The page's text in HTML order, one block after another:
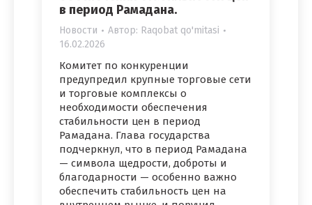
в период Рамадана.
Новости Автор: Raqobat qo'mitasi
16.02.2026
Комитет по конкуренции
предупредил крупные торговые сети
и торговые комплексы о
необходимости обеспечения
стабильности цен в период
Рамадана. Глава государства
подчеркнул, что в период Рамадана
— символа щедрости, доброты и
благодарности — особенно важно
обеспечить стабильность цен на